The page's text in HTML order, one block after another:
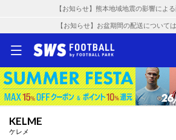
【お知らせ】熊本地域地震の影響によ
【お知らせ】お盆期間の配送について
KELME
ケレメ